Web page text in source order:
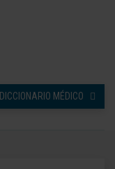
DICCIONARIO MÉDICO